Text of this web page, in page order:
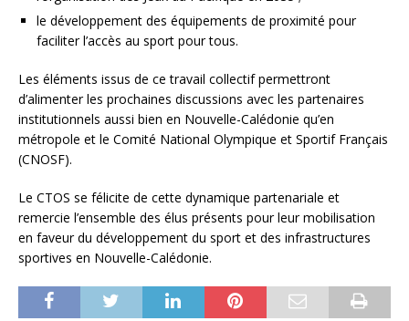
le développement des équipements de proximité pour
faciliter l’accès au sport pour tous.
Les éléments issus de ce travail collectif permettront
d’alimenter les prochaines discussions avec les partenaires
institutionnels aussi bien en Nouvelle-Calédonie qu’en
métropole et le Comité National Olympique et Sportif Français
(CNOSF).
Le CTOS se félicite de cette dynamique partenariale et
remercie l’ensemble des élus présents pour leur mobilisation
en faveur du développement du sport et des infrastructures
sportives en Nouvelle-Calédonie.